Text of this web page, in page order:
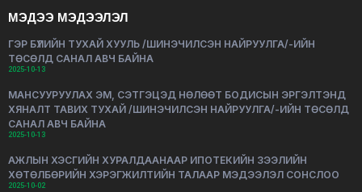
МЭДЭЭ МЭДЭЭЛЭЛ
ГЭР БҮЛИЙН ТУХАЙ ХУУЛЬ /ШИНЭЧИЛСЭН НАЙРУУЛГА/-ИЙН
ТӨСӨЛД САНАЛ АВЧ БАЙНА
2025-10-13
МАНСУУРУУЛАХ ЭМ, СЭТГЭЦЭД НӨЛӨӨТ БОДИСЫН ЭРГЭЛТЭНД
ХЯНАЛТ ТАВИХ ТУХАЙ /ШИНЭЧИЛСЭН НАЙРУУЛГА/-ИЙН ТӨСӨЛД
САНАЛ АВЧ БАЙНА
2025-10-13
АЖЛЫН ХЭСГИЙН ХУРАЛДААНААР ИПОТЕКИЙН ЗЭЭЛИЙН
ХӨТӨЛБӨРИЙН ХЭРЭГЖИЛТИЙН ТАЛААР МЭДЭЭЛЭЛ СОНСЛОО
2025-10-02